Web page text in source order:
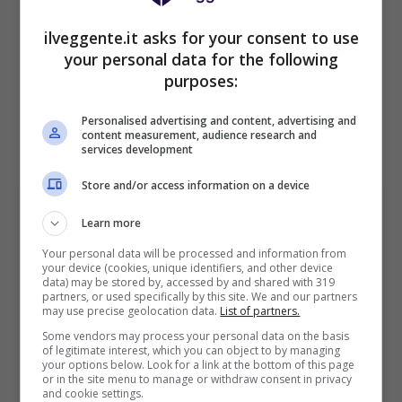
ricevi il 50% gratis sul primo deposito fino a 50€
50€ di Bonus reale
VERIFICA
Il pronostico
Il Belgio di Garcia ha dimostrato di essere in
grado di bucare la porta avversaria con
straordinaria frequenza (38 reti nelle ultime 11
partite). Al contempo, i padroni di casa della
Croazia a Fiume difficilmente resteranno a
secco, potendo contare su elementi del calibro
ilveggente.it asks for your consent to use
your personal data for the following
purposes:
Personalised advertising and content, advertising and
content measurement, audience research and
services development
Store and/or access information on a device
Learn more
Your personal data will be processed and information from
your device (cookies, unique identifiers, and other device
data) may be stored by, accessed by and shared with 319
partners, or used specifically by this site. We and our partners
may use precise geolocation data. List of partners.
Some vendors may process your personal data on the basis
of legitimate interest, which you can object to by managing
your options below. Look for a link at the bottom of this page
or in the site menu to manage or withdraw consent in privacy
and cookie settings.